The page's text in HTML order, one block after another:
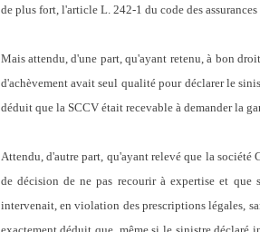
de plus fort, l'article L. 242-1 du code des assurances
Mais attendu, d'une part, qu'ayant retenu, à bon
d'achèvement avait seul qualité pour déclarer le
déduit que la SCCV était recevable à demander la
Attendu, d'autre part, qu'ayant relevé que la
de décision de ne pas recourir à expertise et
intervenait, en violation des prescriptions légales,